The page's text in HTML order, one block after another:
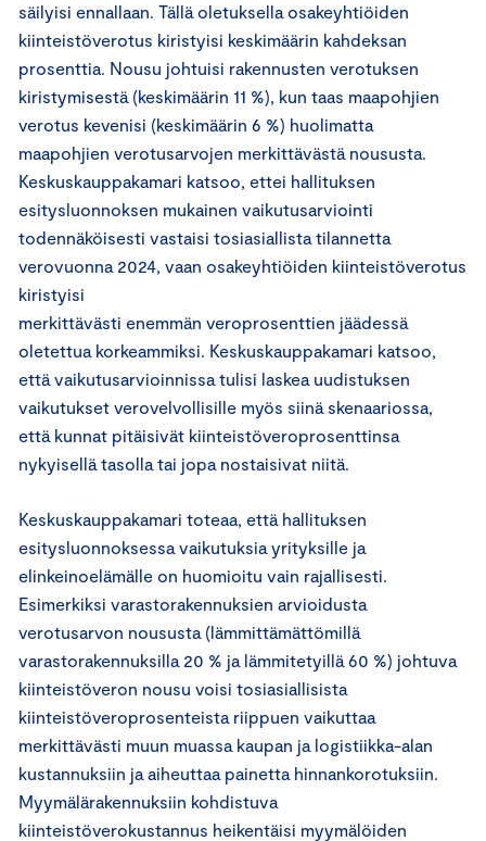
säilyisi ennallaan. Tällä oletuksella osakeyhtiöiden
kiinteistöverotus kiristyisi keskimäärin kahdeksan
prosenttia. Nousu johtuisi rakennusten verotuksen
kiristymisestä (keskimäärin 11 %), kun taas maapohjien
verotus kevenisi (keskimäärin 6 %) huolimatta
maapohjien verotusarvojen merkittävästä noususta.
Keskuskauppakamari katsoo, ettei hallituksen
esitysluonnoksen mukainen vaikutusarviointi
todennäköisesti vastaisi tosiasiallista tilannetta
verovuonna 2024, vaan osakeyhtiöiden kiinteistöverotus
kiristyisi
merkittävästi enemmän veroprosenttien jäädessä
oletettua korkeammiksi. Keskuskauppakamari katsoo,
että vaikutusarvioinnissa tulisi laskea uudistuksen
vaikutukset verovelvollisille myös siinä skenaariossa,
että kunnat pitäisivät kiinteistöveroprosenttinsa
nykyisellä tasolla tai jopa nostaisivat niitä.
Keskuskauppakamari toteaa, että hallituksen
esitysluonnoksessa vaikutuksia yrityksille ja
elinkeinoelämälle on huomioitu vain rajallisesti.
Esimerkiksi varastorakennuksien arvioidusta
verotusarvon noususta (lämmittämättömillä
varastorakennuksilla 20 % ja lämmitetyillä 60 %) johtuva
kiinteistöveron nousu voisi tosiasiallisista
kiinteistöveroprosenteista riippuen vaikuttaa
merkittävästi muun muassa kaupan ja logistiikka-alan
kustannuksiin ja aiheuttaa painetta hinnankorotuksiin.
Myymälärakennuksiin kohdistuva
kiinteistöverokustannus heikentäisi myymälöiden